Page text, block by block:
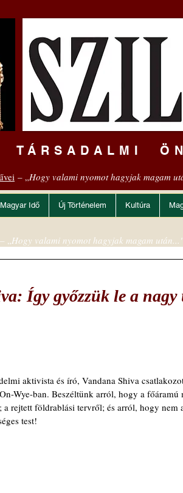
TÁRSADALMI
– „Hogy valami nyomot hagyjak magam
Magyar Idő Új Történelem Kultúra
Így győzzük le a
aktivista és író, Vandana Shiva
Wye-ban. Beszéltünk arról, hogy a
a rejtett földrablási tervről; és arról, hogy nem
test!
– „Hogy valami nyomot hagyjak magam után..."